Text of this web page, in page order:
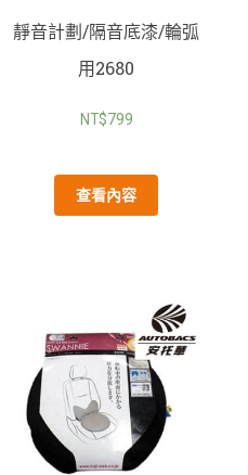
靜音計劃/隔音底漆/輪弧
用2680
NT$799
查看內容